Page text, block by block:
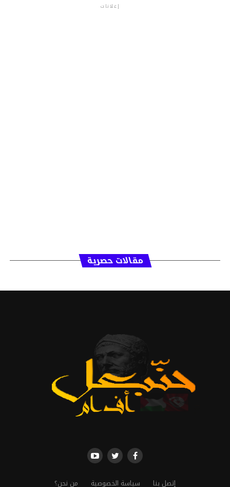
إعلانات
مقالات حصرية
إتصل بنا سياسة الخصوصية من نحن؟